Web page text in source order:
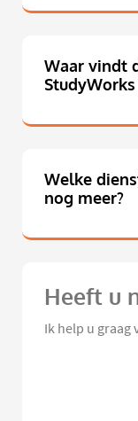
Waar vindt
Welke
nog meer?
Heeft u
Ik help u graag